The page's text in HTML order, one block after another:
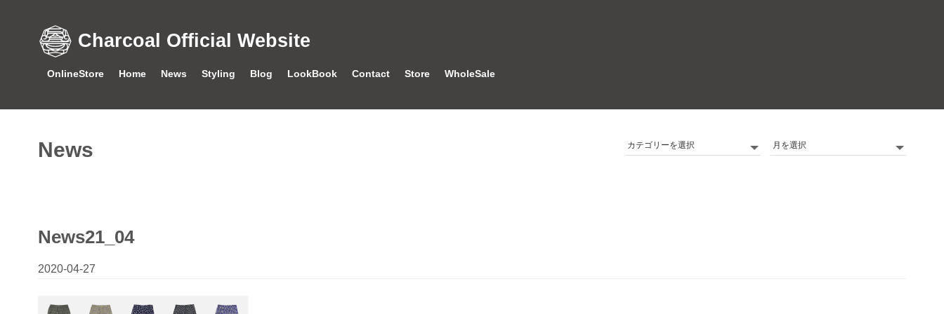
Charcoal Official Website
OnlineStore Home News Styling Blog LookBook Contact Store WholeSale
News
カ
Archives
News21_04
2020-04-27